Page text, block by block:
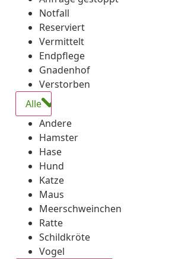
Notfall
Reserviert
Vermittelt
Endpflege
Gnadenhof
Verstorben
Alle
Andere
Hamster
Hase
Hund
Katze
Maus
Meerschweinchen
Ratte
Schildkröte
Vogel